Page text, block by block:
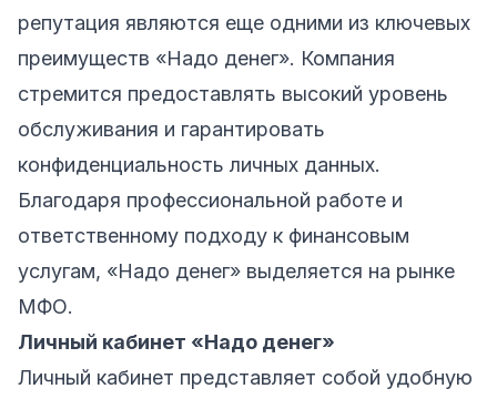
репутация являются еще одними из ключевых
преимуществ «Надо денег». Компания
стремится предоставлять высокий уровень
обслуживания и гарантировать
конфиденциальность личных данных.
Благодаря профессиональной работе и
ответственному подходу к финансовым
услугам, «Надо денег» выделяется на рынке
МФО.
Личный кабинет «Надо денег»
Личный кабинет представляет собой удобную